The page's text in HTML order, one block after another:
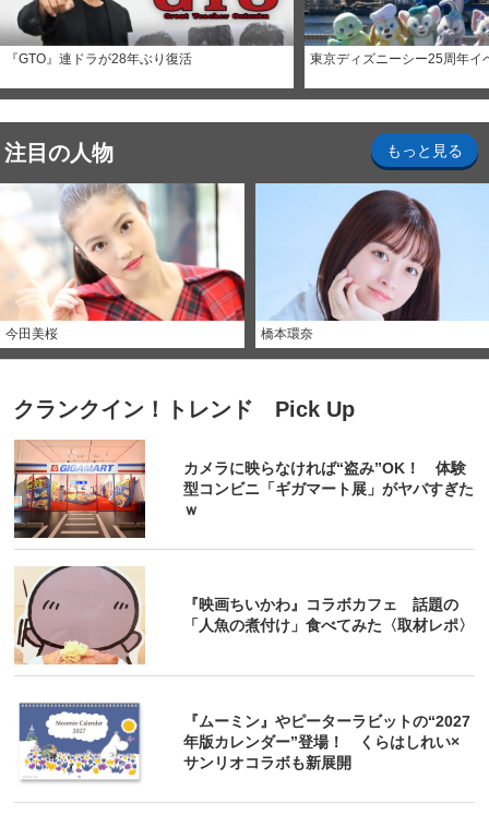
『GTO』連ドラが28年ぶり復活 東京ディズニーシー25周年イ
注目の人物 もっと見る
今田美桜 橋本環奈
クランクイン！トレンド Pick Up
カメラに映らなければ“盗み”OK！ 体験
型コンビニ「ギガマート展」がヤバすぎた
ｗ
『映画ちいかわ』コラボカフェ 話題の
「人魚の煮付け」食べてみた〈取材レポ〉
『ムーミン』やピーターラビットの“2027
年版カレンダー”登場！ くらはしれい×
サンリオコラボも新展開